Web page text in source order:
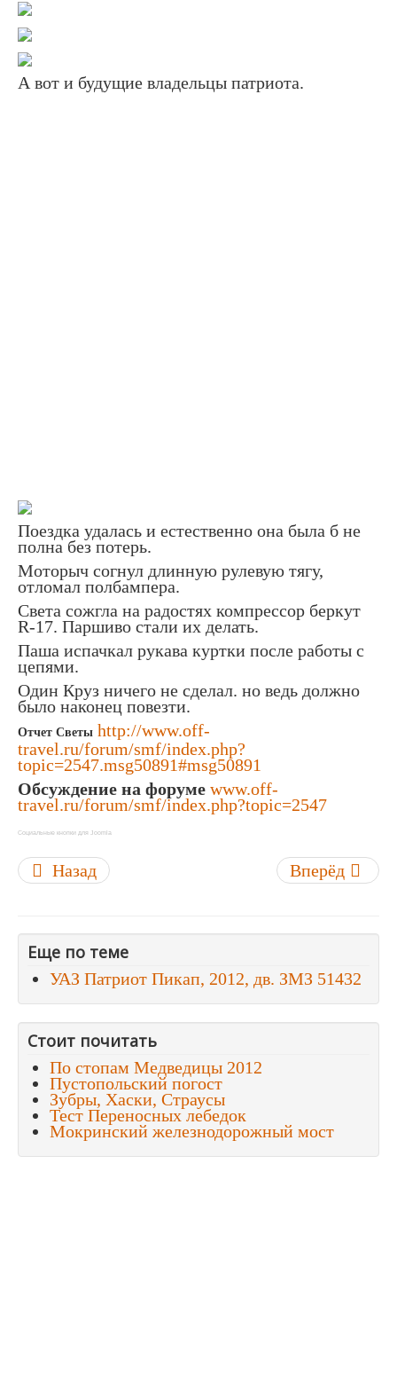
А вот и будущие владельцы патриота.
Поездка удалась и естественно она была б не
полна без потерь.
Моторыч согнул длинную рулевую тягу,
отломал полбампера.
Света сожгла на радостях компрессор беркут
R-17. Паршиво стали их делать.
Паша испачкал рукава куртки после работы с
цепями.
Один Круз ничего не сделал. но ведь должно
было наконец повезти.
Отчет Светы http://www.off-
travel.ru/forum/smf/index.php?
topic=2547.msg50891#msg50891
Обсуждение на форуме www.off-
travel.ru/forum/smf/index.php?topic=2547
Социальные кнопки для Joomla
Назад Вперёд
Еще по теме
УАЗ Патриот Пикап, 2012, дв. ЗМЗ 51432
Стоит почитать
По стопам Медведицы 2012
Пустопольский погост
Зубры, Хаски, Страусы
Тест Переносных лебедок
Мокринский железнодорожный мост